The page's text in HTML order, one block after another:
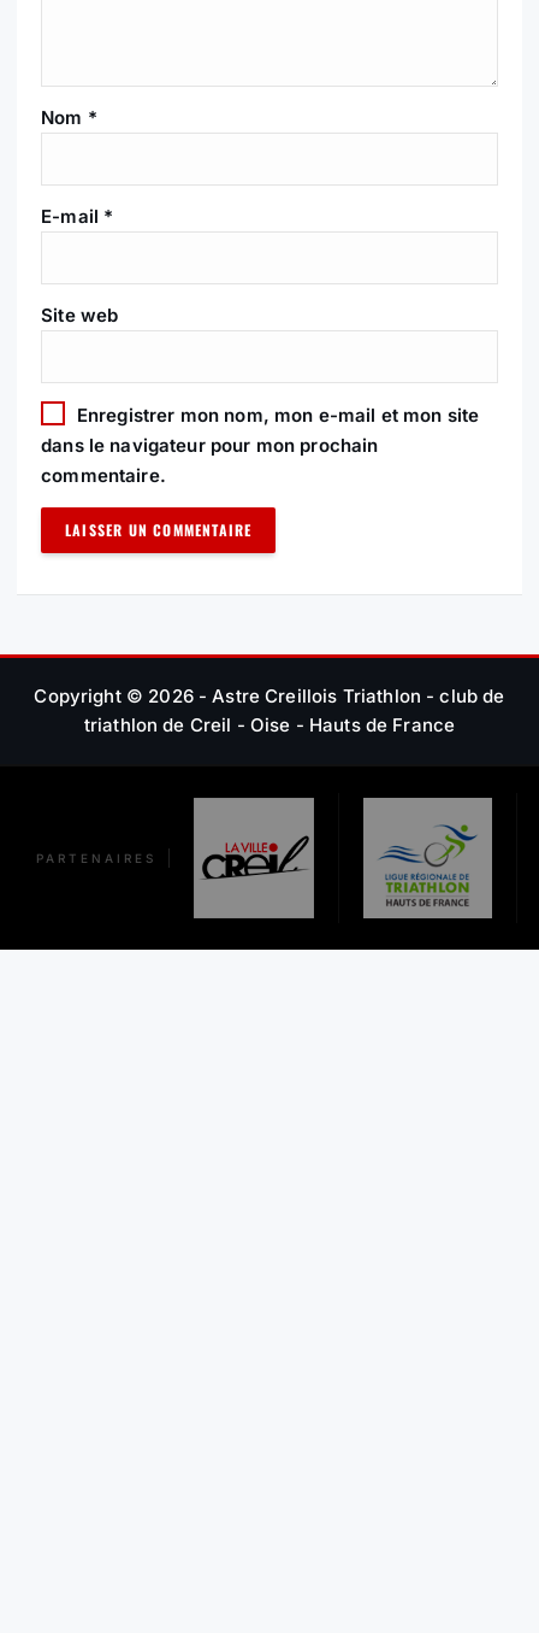
L
’
A
R
T
I
C
L
E
Nom *
E-mail *
Site web
Enregistrer mon nom, mon e-mail et mon site
dans le navigateur pour mon prochain
commentaire.
Copyright © 2026 - Astre Creillois Triathlon - club de
triathlon de Creil - Oise - Hauts de France
PARTENAIRES